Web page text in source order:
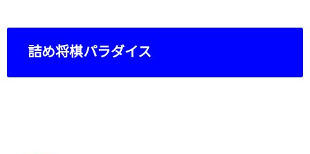
詰め将棋パラダイス